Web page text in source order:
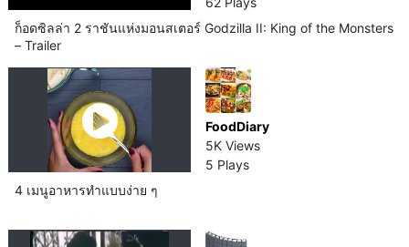
ก็อดซิลล่า 2 ราชันแห่งมอนสเตอร์ Godzilla II: King of the Monsters
– Trailer
FoodDiary
5K Views
5 Plays
4 เมนูอาหารทำแบบง่าย ๆ